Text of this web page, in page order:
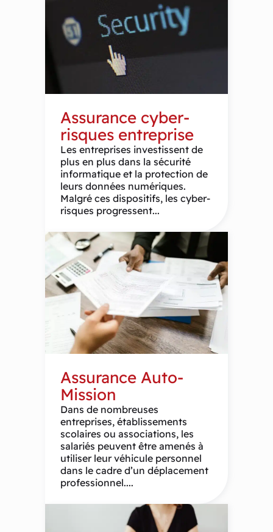
Assurance cyber-
risques entreprise
Les entreprises investissent de
plus en plus dans la sécurité
informatique et la protection de
leurs données numériques.
Malgré ces dispositifs, les cyber-
risques progressent...
Assurance Auto-
Mission
Dans de nombreuses
entreprises, établissements
scolaires ou associations, les
salariés peuvent être amenés à
utiliser leur véhicule personnel
dans le cadre d’un déplacement
professionnel....